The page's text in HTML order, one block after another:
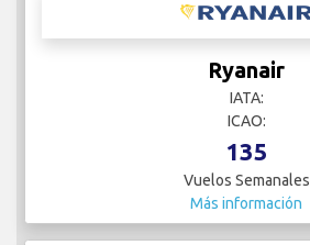
Ryanair
IATA:
ICAO:
135
Vuelos Semanales
Más información